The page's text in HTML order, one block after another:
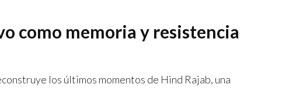
como memoria y resistencia
los últimos momentos de Hind Rajab, una